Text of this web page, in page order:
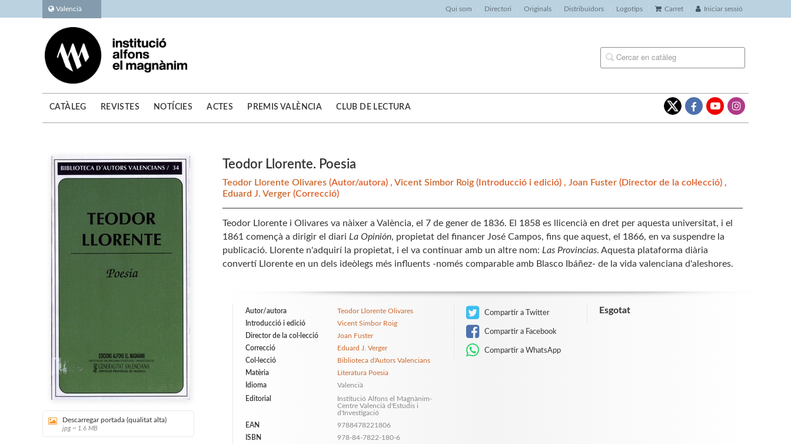
Valencià Qui som Directori Originals Distribuïdors Logotips Carret Iniciar sessió
CATÀLEG REVISTES NOTÍCIES ACTES PREMIS VALÈNCIA CLUB DE LECTURA
Descarregar portada (qualitat alta)
jpg ~ 1.6 MB
Teodor Llorente. Poesia
Teodor Llorente Olivares(Autor/autora) ,Vicent Simbor Roig(Introducció i edició) ,Joan Fuster(Director de la col·lecció) ,
Eduard J. Verger(Correcció)
Teodor Llorente i Olivares va nàixer a València, el 7 de gener de 1836. El 1858 es llicencià en dret per aquesta universitat, i el
1861 començà a dirigir el diari La Opinión, propietat del financer José Campos, fins que aquest, el 1866, en va suspendre la
publicació. Llorente n'adquirí la propietat, i el va continuar amb un altre nom: Las Provincias. Aquesta plataforma diària
convertí Llorente en un dels ideòlegs més influents -només comparable amb Blasco Ibáñez- de la vida valenciana d'aleshores.
Autor/autora
Teodor Llorente Olivares
Introducció i edició
Vicent Simbor Roig
Director de la col·lecció
Joan Fuster
Correcció
Eduard J. Verger
Col·lecció
Biblioteca d'Autors Valencians
Matèria
Literatura Poesia
Idioma
Valencià
Editorial
Institució Alfons el Magnànim-
Centre Valencià d'Estudis i
d'Investigació
EAN
9788478221806
ISBN
978-84-7822-180-6
Compartir a Twitter
Compartir a Facebook
Compartir a WhatsApp
Esgotat